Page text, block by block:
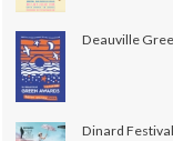
Deauville
Dinard